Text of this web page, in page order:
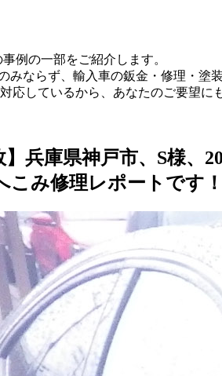
例の一部をご紹介します。
みならず、輸入車の鈑金・修理・塗
応しているから、あなたのご要望に
】兵庫県神戸市、S様
こみ修理レポートです